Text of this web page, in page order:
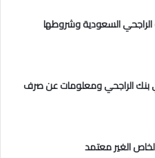
الراجحي السعودية وشروطها
بنك الراجحي ومعلومات عن صرف
الغير معتمد